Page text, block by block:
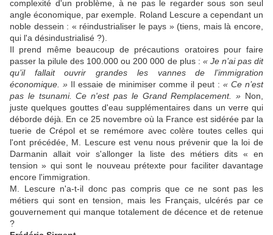
complexité d'un problème, à ne pas le regarder sous son seul
angle économique, par exemple. Roland Lescure a cependant un
noble dessein : « réindustrialiser le pays » (tiens, mais là encore,
qui l'a désindustrialisé ?).
Il prend même beaucoup de précautions oratoires pour faire
passer la pilule des 100.000 ou 200 000 de plus : « Je n’ai pas dit
qu’il fallait ouvrir grandes les vannes de l’immigration
économique. » Il essaie de minimiser comme il peut : « Ce n’est
pas le tsunami. Ce n'est pas le Grand Remplacement. » Non,
juste quelques gouttes d'eau supplémentaires dans un verre qui
déborde déjà. En ce 25 novembre où la France est sidérée par la
tuerie de Crépol et se remémore avec colère toutes celles qui
l'ont précédée, M. Lescure est venu nous prévenir que la loi de
Darmanin allait voir s'allonger la liste des métiers dits « en
tension » qui sont le nouveau prétexte pour faciliter davantage
encore l'immigration.
M. Lescure n'a-t-il donc pas compris que ce ne sont pas les
métiers qui sont en tension, mais les Français, ulcérés par ce
gouvernement qui manque totalement de décence et de retenue
?